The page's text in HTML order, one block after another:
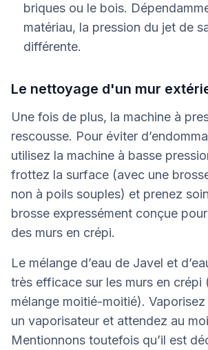
briques ou le bois.
matériau, la pression du jet de
différente.
Le nettoyage d'un mur
Une fois de plus, la machine à
rescousse. Pour éviter
utilisez la machine à basse
frottez la surface (avec une
non à poils souples) et prenez
brosse expressément conçue
des murs en crépi.
Le mélange d’eau de Javel et
très efficace sur les murs en crépi
mélange moitié-moitié).
un vaporisateur et attendez au
Mentionnons toutefois qu’il est